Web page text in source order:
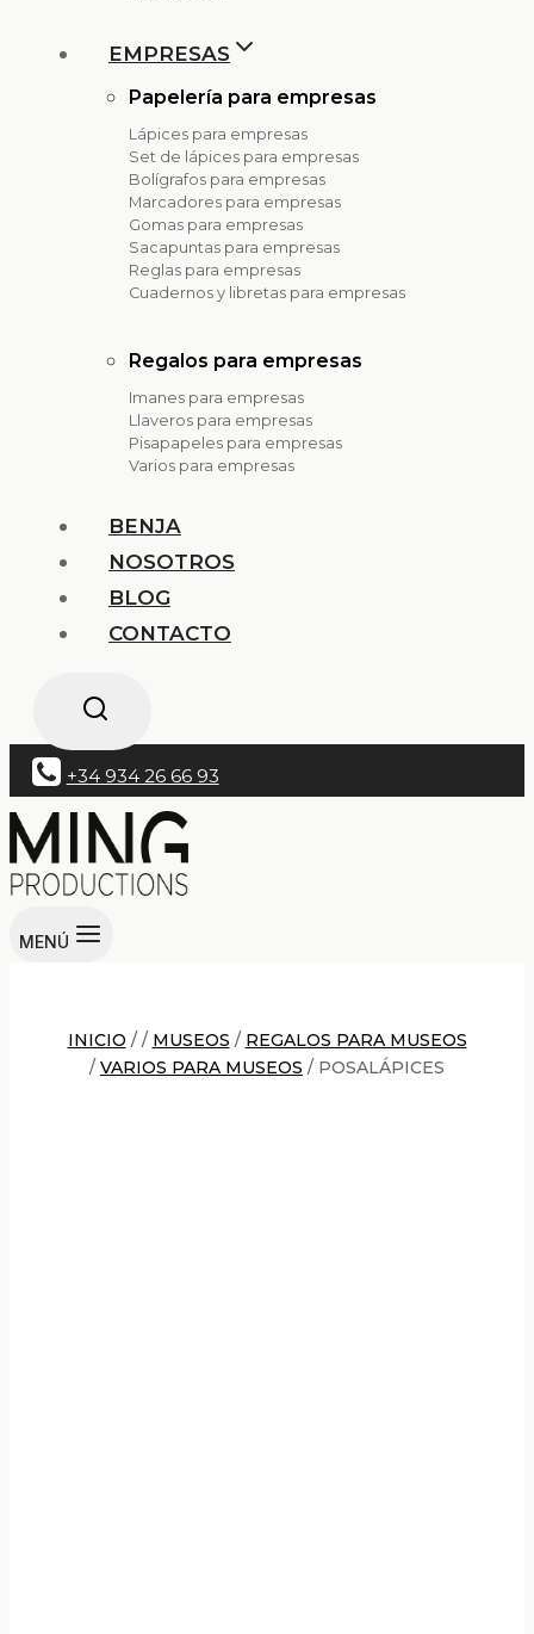
EMPRESAS
Papelería para empresas
Lápices para empresas
Set de lápices para empresas
Bolígrafos para empresas
Marcadores para empresas
Gomas para empresas
Sacapuntas para empresas
Reglas para empresas
Cuadernos y libretas para empresas
Regalos para empresas
Imanes para empresas
Llaveros para empresas
Pisapapeles para empresas
Varios para empresas
BENJA
NOSOTROS
BLOG
CONTACTO
+34 934 26 66 93
MENÚ
INICIO / / MUSEOS / REGALOS PARA MUSEOS
/ VARIOS PARA MUSEOS / POSALÁPICES